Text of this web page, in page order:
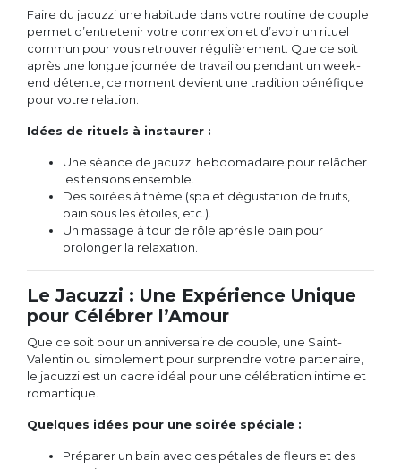
Faire du jacuzzi une habitude dans votre routine de couple
permet d’entretenir votre connexion et d’avoir un rituel
commun pour vous retrouver régulièrement. Que ce soit
après une longue journée de travail ou pendant un week-
end détente, ce moment devient une tradition bénéfique
pour votre relation.
Idées de rituels à instaurer :
Une séance de jacuzzi hebdomadaire pour relâcher
les tensions ensemble.
Des soirées à thème (spa et dégustation de fruits,
bain sous les étoiles, etc.).
Un massage à tour de rôle après le bain pour
prolonger la relaxation.
Le Jacuzzi : Une Expérience Unique
pour Célébrer l’Amour
Que ce soit pour un anniversaire de couple, une Saint-
Valentin ou simplement pour surprendre votre partenaire,
le jacuzzi est un cadre idéal pour une célébration intime et
romantique.
Quelques idées pour une soirée spéciale :
Préparer un bain avec des pétales de fleurs et des